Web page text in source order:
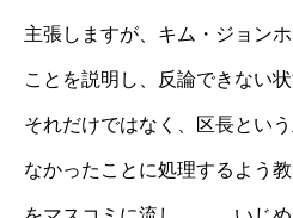
主張しますが、キム・ジョン
ことを説明し、反論できない
それだけではなく、区長とい
なかったことに処理するよう